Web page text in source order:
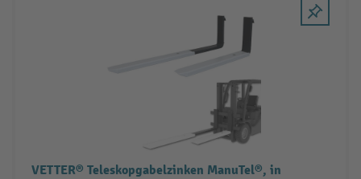
VETTER® Teleskopgabelzinken ManuTel®, in